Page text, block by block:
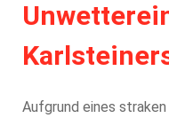
Aufgrund eines